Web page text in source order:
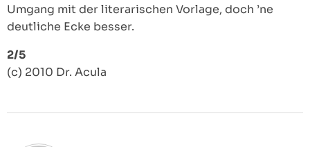
Umgang mit der literarischen Vorlage, doch ’ne
deutliche Ecke besser.
2/5
(c) 2010 Dr. Acula